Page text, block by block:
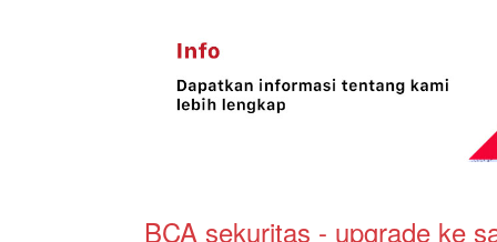
BCA sekuritas - upgrade ke